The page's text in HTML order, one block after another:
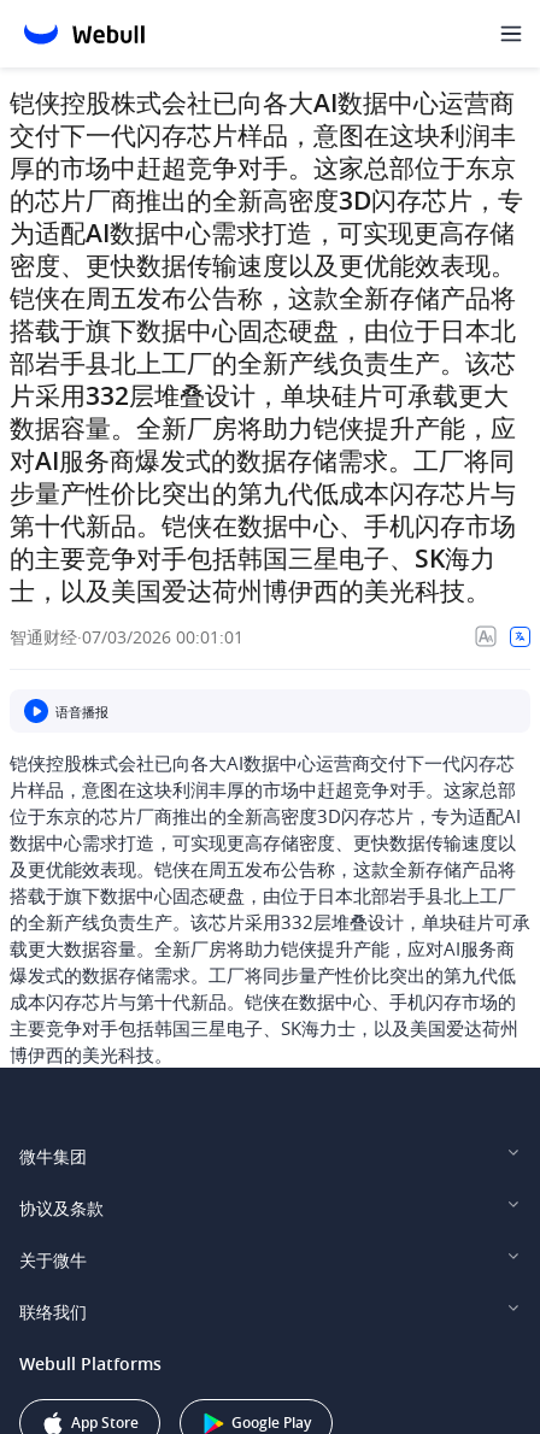
铠侠控股株式会社已向各大AI数据中心运营商
交付下一代闪存芯片样品，意图在这块利润丰
厚的市场中赶超竞争对手。这家总部位于东京
的芯片厂商推出的全新高密度3D闪存芯片，专
为适配AI数据中心需求打造，可实现更高存储
密度、更快数据传输速度以及更优能效表现。
铠侠在周五发布公告称，这款全新存储产品将
搭载于旗下数据中心固态硬盘，由位于日本北
部岩手县北上工厂的全新产线负责生产。该芯
片采用332层堆叠设计，单块硅片可承载更大
数据容量。全新厂房将助力铠侠提升产能，应
对AI服务商爆发式的数据存储需求。工厂将同
步量产性价比突出的第九代低成本闪存芯片与
第十代新品。铠侠在数据中心、手机闪存市场
的主要竞争对手包括韩国三星电子、SK海力
士，以及美国爱达荷州博伊西的美光科技。
智通财经·07/03/2026 00:01:01
语音播报
铠侠控股株式会社已向各大AI数据中心运营商交付下一代闪存芯
片样品，意图在这块利润丰厚的市场中赶超竞争对手。这家总部
位于东京的芯片厂商推出的全新高密度3D闪存芯片，专为适配AI
数据中心需求打造，可实现更高存储密度、更快数据传输速度以
及更优能效表现。铠侠在周五发布公告称，这款全新存储产品将
搭载于旗下数据中心固态硬盘，由位于日本北部岩手县北上工厂
的全新产线负责生产。该芯片采用332层堆叠设计，单块硅片可承
载更大数据容量。全新厂房将助力铠侠提升产能，应对AI服务商
爆发式的数据存储需求。工厂将同步量产性价比突出的第九代低
成本闪存芯片与第十代新品。铠侠在数据中心、手机闪存市场的
主要竞争对手包括韩国三星电子、SK海力士，以及美国爱达荷州
博伊西的美光科技。
微牛集团
Webull Financial LLC (US)
Webull Securities South Africa (Pty) Ltd.
Webull Securities (Australia) Pty. Ltd.
Webull Corporation
协议及条款
Legal and Disclosures
关于微牛
投资者关系
联络我们
support@webull.ca
+1 (888) 228-0958
Webull Platforms
App Store Google Play